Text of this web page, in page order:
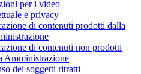
per i video
e privacy
di contenuti prodotti dalla
di contenuti non prodotti
Amministrazione
dei soggetti ritratti